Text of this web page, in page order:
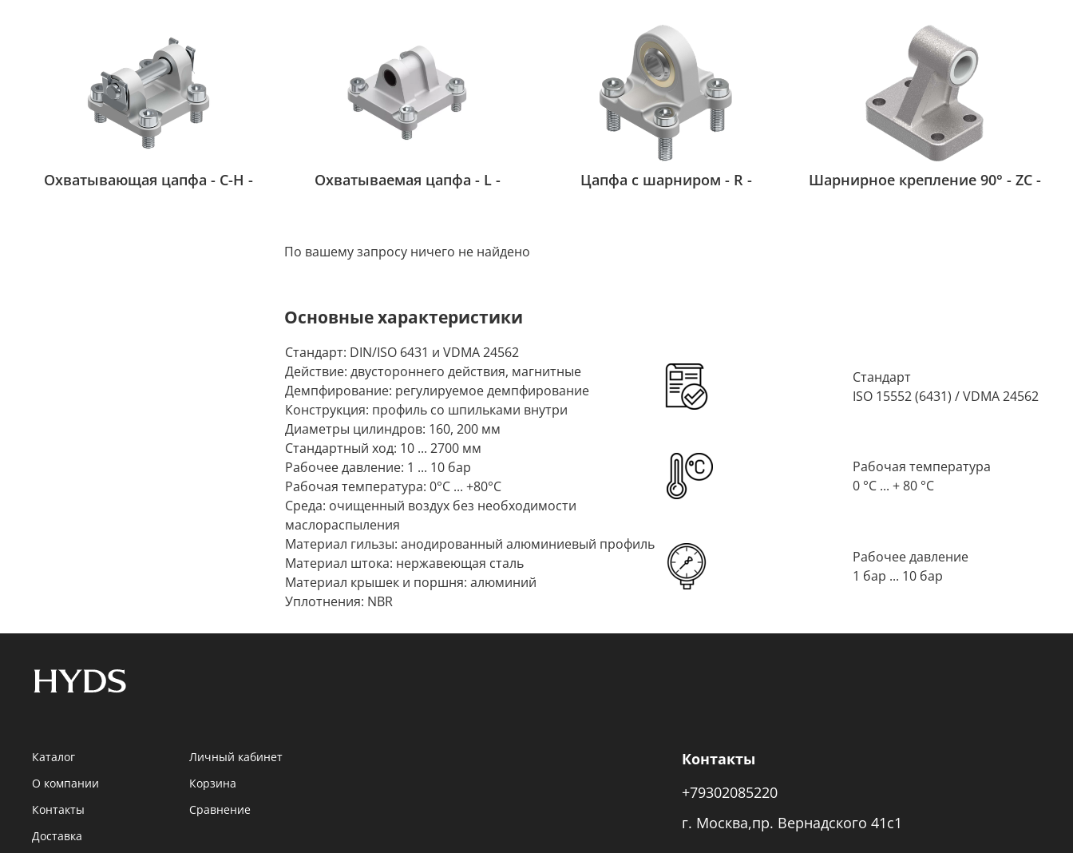
Охватывающая цапфа - С-H - Охватываемая цапфа - L - Цапфа с шарниром - R - Шарнирное крепление 90° - ZC -
По вашему запросу ничего не найдено
Основные характеристики
Стандарт: DIN/ISO 6431 и VDMA 24562
Действие: двустороннего действия, магнитные
Демпфирование: регулируемое демпфирование
Конструкция: профиль со шпильками внутри
Диаметры цилиндров: 160, 200 мм
Стандартный ход: 10 ... 2700 мм
Рабочее давление: 1 ... 10 бар
Рабочая температура: 0°C ... +80°C
Среда: очищенный воздух без необходимости
маслораспыления
Материал гильзы: анодированный алюминиевый профиль
Материал штока: нержавеющая сталь
Материал крышек и поршня: алюминий
Уплотнения: NBR
Стандарт
ISO 15552 (6431) / VDMA 24562
Рабочая температура
0 °C ... + 80 °C
Рабочее давление
1 бар ... 10 бар
Каталог
О компании
Контакты
Доставка
Личный кабинет
Корзина
Сравнение
Контакты
+79302085220
г. Москва,пр. Вернадского 41с1